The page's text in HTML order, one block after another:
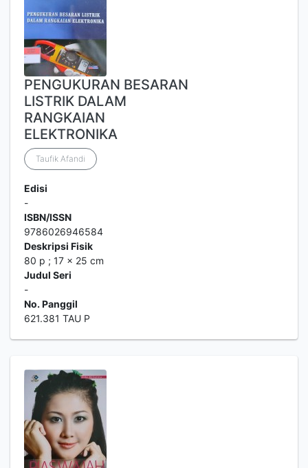
PENGUKURAN BESARAN
LISTRIK DALAM
RANGKAIAN
ELEKTRONIKA
Taufik Afandi
Edisi
-
ISBN/ISSN
9786026946584
Deskripsi Fisik
80 p ; 17 x 25 cm
Judul Seri
-
No. Panggil
621.381 TAU P